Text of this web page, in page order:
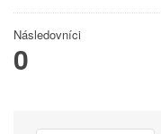
Následovníci
0